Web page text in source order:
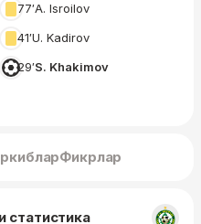
77′A. Isroilov
41′U. Kadirov
29′S. Khakimov
Фикрлар
статистика